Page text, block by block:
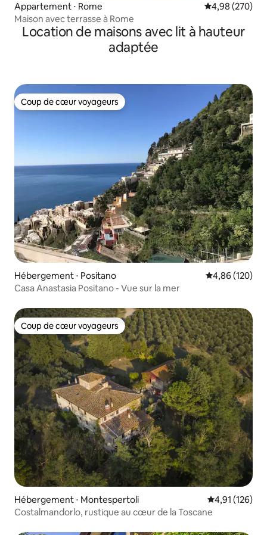
Appartement ⋅ Rome Évaluation
4,98 (270)
Maison avec terrasse à Rome
Location de maisons avec lit à hauteur
adaptée
Coup de cœur voyageurs
Coup de cœur voyageurs
Hébergement ⋅ Positano Évaluation
4,86 (120)
Casa Anastasia Positano - Vue sur la mer
Coup de cœur voyageurs
Coup de cœur voyageurs
Hébergement ⋅ Montespertoli Évaluation
4,91 (126)
Costalmandorlo, rustique au cœur de la Toscane